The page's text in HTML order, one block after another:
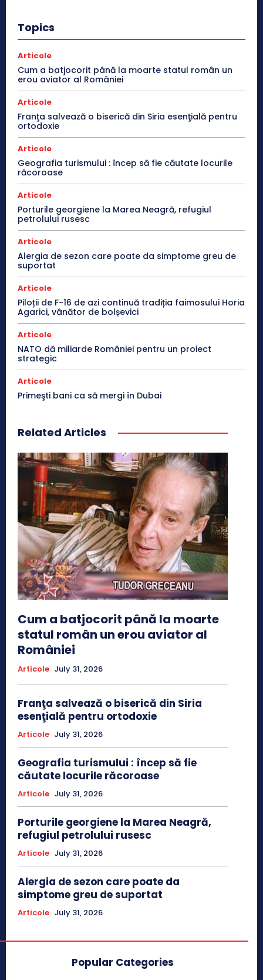
Topics
Articole
Cum a batjocorit până la moarte statul român un
erou aviator al României
Articole
Franţa salvează o biserică din Siria esenţială pentru
ortodoxie
Articole
Geografia turismului : încep să fie căutate locurile
răcoroase
Articole
Porturile georgiene la Marea Neagră, refugiul
petrolului rusesc
Articole
Alergia de sezon care poate da simptome greu de
suportat
Articole
Piloții de F-16 de azi continuă tradiția faimosului Horia
Agarici, vânător de bolșevici
Articole
NATO dă miliarde României pentru un proiect
strategic
Articole
Primeşti bani ca să mergi în Dubai
Related Articles
Cum a batjocorit până la moarte
statul român un erou aviator al
României
Articole July 31, 2026
Franţa salvează o biserică din Siria
esenţială pentru ortodoxie
Articole July 31, 2026
Geografia turismului : încep să fie
căutate locurile răcoroase
Articole July 31, 2026
Porturile georgiene la Marea Neagră,
refugiul petrolului rusesc
Articole July 31, 2026
Alergia de sezon care poate da
simptome greu de suportat
Articole July 31, 2026
Popular Categories